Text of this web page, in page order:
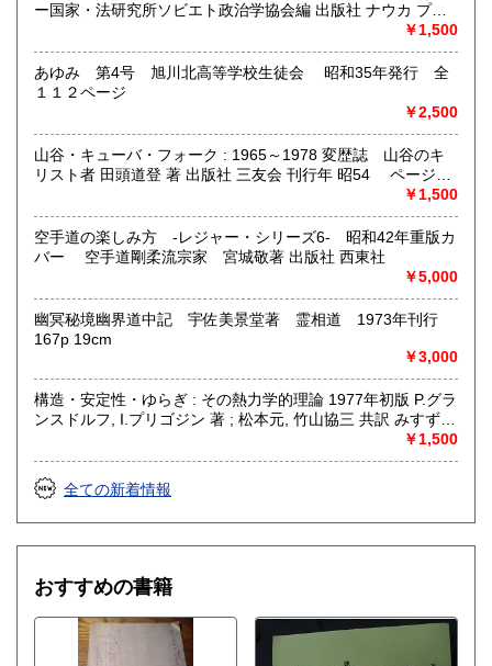
ー国家・法研究所ソビエト政治学協会編 出版社 ナウカ プロ
￥1,500
あゆみ 第4号 旭川北高等学校生徒会 昭和35年発行 全
１１２ページ
￥2,500
山谷・キューバ・フォーク : 1965～1978 変歴誌 山谷のキ
リスト者 田頭道登 著 出版社 三友会 刊行年 昭54 ページ数
￥1,500
空手道の楽しみ方 -レジャー・シリーズ6- 昭和42年重版カ
バー 空手道剛柔流宗家 宮城敬著 出版社 西東社
￥5,000
幽冥秘境幽界道中記 宇佐美景堂著 霊相道 1973年刊行
167p 19cm
￥3,000
構造・安定性・ゆらぎ : その熱力学的理論 1977年初版 P.グラ
ンスドルフ, I.プリゴジン 著 ; 松本元, 竹山協三 共訳 みすず書
房〈熱力学の方法を、平衡はもとより非線形性や不安定性を
も含むあらゆる現象へ拡張できないであろうか？ ……新し
い「構造」は常に不安定性の結果として出現する。すなわち
それはゆらぎから生じるものである。ふつうはゆらぎが生じ
びつけ、ゆらぎの巨視的理論を包含する一般化された熱力学
を作り上げなくてはならない。〉散逸構造の理論で、1977
年、ノーベル化学賞を受賞したプリゴジンの、グランスドル
フとの共著による初期の著作。開放系に現れる構造の問題
を、非平衡熱力学の立場から、物理学、化学、生物学につい
￥1,500
全ての新着情報
おすすめの書籍